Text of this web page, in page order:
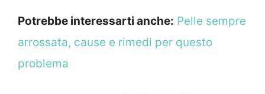
Potrebbe interessarti anche: Pelle sempre
arrossata, cause e rimedi per questo
problema